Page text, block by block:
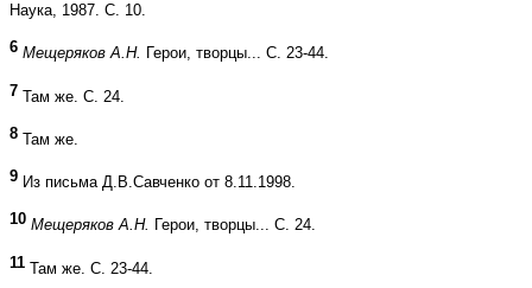
Наука, 1987. С. 10.
6 Мещеряков А.Н. Герои, творцы... С. 23-44.
7 Там же. С. 24.
8 Там же.
9 Из письма Д.В.Савченко от 8.11.1998.
10 Мещеряков А.Н. Герои, творцы... С. 24.
11 Там же. С. 23-44.